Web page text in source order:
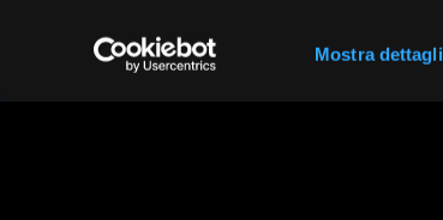
Mostra dettagli